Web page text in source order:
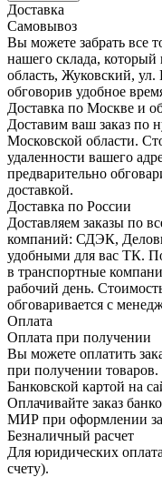
Доставка
Самовывоз
Вы можете забрать все
нашего склада, который
область, Жуковский,
обговорив удобное
Доставка по Москве и
Доставим ваш заказ по
Московской области.
удаленности вашего
предварительно
доставкой.
Доставка по России
Доставляем заказы по
компаний: СДЭК,
удобными для вас ТК.
в транспортные
рабочий день.
обговаривается с
Оплата
Оплата при получении
Вы можете оплатить
при получении товаров.
Банковской картой на
Оплачивайте заказ
МИР при оформлении
Безналичный расчет
Для юридических
счету).